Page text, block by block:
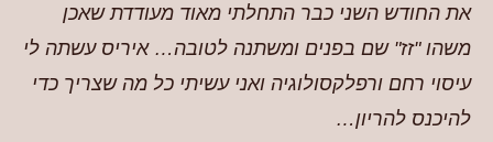
את החודש השני כבר התחלתי מאוד מעודדת שאכן
משהו "זז" שם בפנים ומשתנה לטובה… איריס עשתה לי
עיסוי רחם ורפלקסולוגיה ואני עשיתי כל מה שצריך כדי
להיכנס להריון…